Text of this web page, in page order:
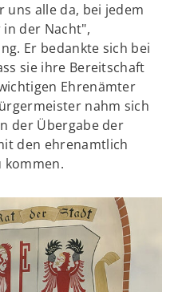
uns alle da, bei jedem
der Nacht",
Er bedankte sich bei
sie ihre Bereitschaft
Ehrenämter
nahm sich
der Übergabe der
den ehrenamtlich
kommen.